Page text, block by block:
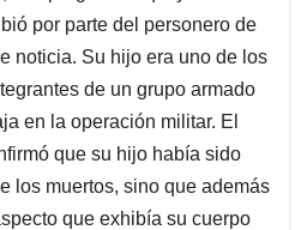
por parte del personero de
noticia. Su hijo era uno de los
de un grupo armado
en la operación militar. El
que su hijo había sido
los muertos, sino que además
que exhibía su cuerpo